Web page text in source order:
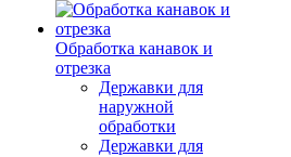
Обработка канавок и
отрезка
Державки для
наружной
обработки
Державки для